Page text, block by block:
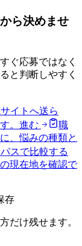
ら決めませ
ぐ応募ではなく
と判断しやすく
サイトへ送ら
。 進む
職
、悩みの種類と
パスで比較する
現在地を確認で
存
だけ残せます。